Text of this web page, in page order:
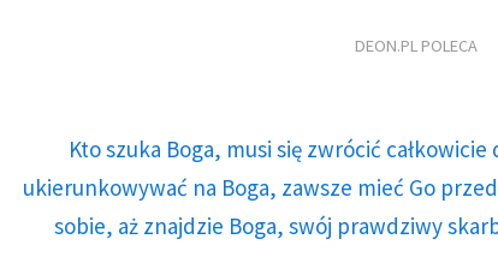
DEON.PL POLECA
Kto szuka Boga, musi się zwrócić
ukierunkowywać na Boga, zawsze mieć Go
sobie, aż znajdzie Boga, swój prawdziwy